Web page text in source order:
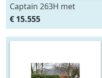
Captain 263H met
voorlader al af €295,-
p/m Gratis klepel
€ 15.555